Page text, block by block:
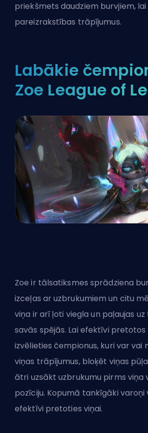
priekšmets daudziem burvjiem,
pareizrakstības trāpījumus.
Labākie
Zoe League of
Zoe ir tālsatiksmes sprādziena
izceļas ar uzbrukumiem un citu
viņa ir arī ļoti viegla un paļaujas
savās spējās. Lai efektīvi pretotos
izvēlieties čempionus, kuri var vai
viņas trāpījumus, bloķēt viņas
ātri uzsākt uzbrukumu pirms viņa
pozīciju. Kopumā tankīgāki varoņi
efektīvi pretoties viņai.